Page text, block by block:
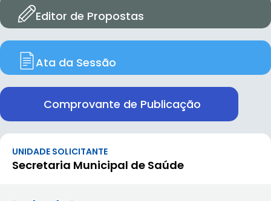
Editor de Propostas
Ata da Sessão
Comprovante de Publicação
UNIDADE SOLICITANTE
Secretaria Municipal de Saúde